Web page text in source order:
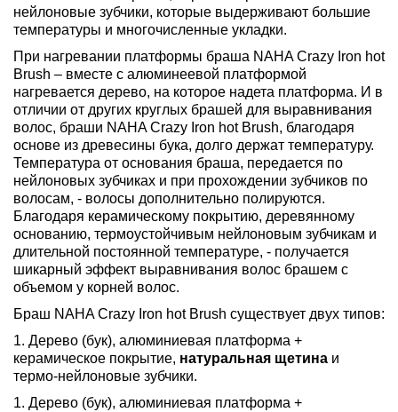
нейлоновые зубчики, которые выдерживают большие
температуры и многочисленные укладки.
При нагревании платформы браша NAHA Crazy Iron hot
Brush – вместе с алюминеевой платформой
нагревается дерево, на которое надета платформа. И в
отличии от других круглых брашей для выравнивания
волос, браши NAHA Crazy Iron hot Brush, благодаря
основе из древесины бука, долго держат температуру.
Температура от основания браша, передается по
нейлоновых зубчиках и при прохождении зубчиков по
волосам, - волосы дополнительно полируются.
Благодаря керамическому покрытию, деревянному
основанию, термоустойчивым нейлоновым зубчикам и
длительной постоянной температуре, - получается
шикарный эффект выравнивания волос брашем с
объемом у корней волос.
Браш NAHA Crazy Iron hot Brush существует двух типов:
1. Дерево (бук), алюминиевая платформа +
керамическое покрытие, натуральная щетина и
термо-нейлоновые зубчики.
1. Дерево (бук), алюминиевая платформа +